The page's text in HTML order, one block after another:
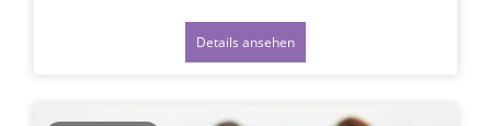
Details ansehen